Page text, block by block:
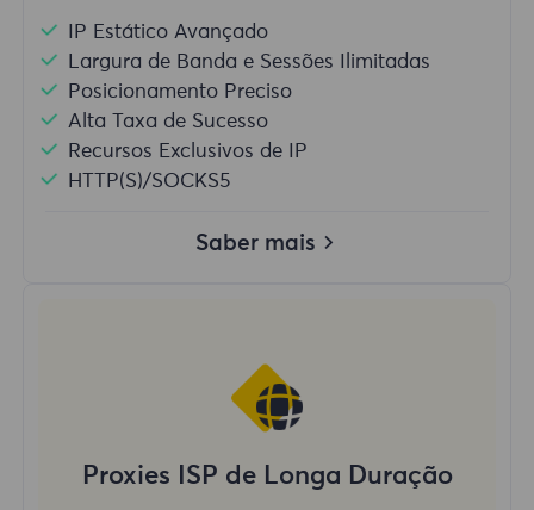
IP Estático Avançado
Largura de Banda e Sessões Ilimitadas
Posicionamento Preciso
Alta Taxa de Sucesso
Recursos Exclusivos de IP
HTTP(S)/SOCKS5
Saber mais
Proxies ISP de Longa Duração